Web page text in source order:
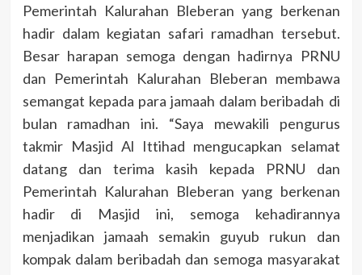
Pemerintah Kalurahan Bleberan yang berkenan
hadir dalam kegiatan safari ramadhan tersebut.
Besar harapan semoga dengan hadirnya PRNU
dan Pemerintah Kalurahan Bleberan membawa
semangat kepada para jamaah dalam beribadah di
bulan ramadhan ini. “Saya mewakili pengurus
takmir Masjid Al Ittihad mengucapkan selamat
datang dan terima kasih kepada PRNU dan
Pemerintah Kalurahan Bleberan yang berkenan
hadir di Masjid ini, semoga kehadirannya
menjadikan jamaah semakin guyub rukun dan
kompak dalam beribadah dan semoga masyarakat